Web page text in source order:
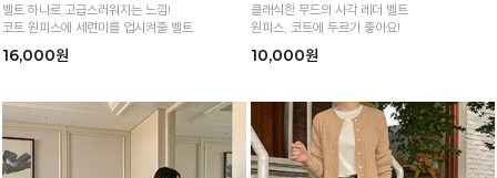
벨트 하나로 고급스러워지는 느낌!
코트 원피스에 세련미를 업시켜줄 벨트
16,000원
클래식한 무드의 사각 레더 벨트
원피스, 코트에 두르기 좋아요!
10,000원